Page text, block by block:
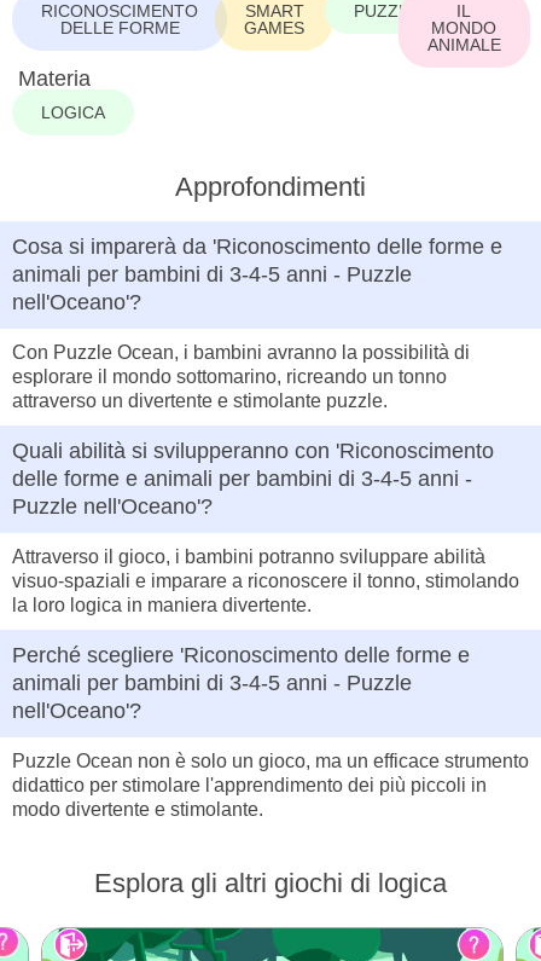
RICONOSCIMENTO
DELLE FORME
SMART
GAMES
PUZZLE
IL
MONDO
ANIMALE
Materia
LOGICA
Approfondimenti
Cosa si imparerà da 'Riconoscimento delle forme e
animali per bambini di 3-4-5 anni - Puzzle
nell'Oceano'?
Con Puzzle Ocean, i bambini avranno la possibilità di
esplorare il mondo sottomarino, ricreando un tonno
attraverso un divertente e stimolante puzzle.
Quali abilità si svilupperanno con 'Riconoscimento
delle forme e animali per bambini di 3-4-5 anni -
Puzzle nell'Oceano'?
Attraverso il gioco, i bambini potranno sviluppare abilità
visuo-spaziali e imparare a riconoscere il tonno, stimolando
la loro logica in maniera divertente.
Perché scegliere 'Riconoscimento delle forme e
animali per bambini di 3-4-5 anni - Puzzle
nell'Oceano'?
Puzzle Ocean non è solo un gioco, ma un efficace strumento
didattico per stimolare l'apprendimento dei più piccoli in
modo divertente e stimolante.
Esplora gli altri giochi di logica